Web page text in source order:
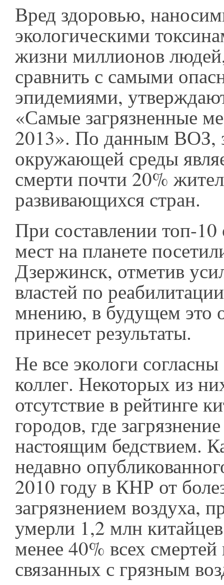
Вред здоровью,
экологическими
жизни миллионов
сравнить с самыми
эпидемиями,
«Самые загрязненные
2013». По данным ВОЗ,
окружающей среды
смерти почти 20%
развивающихся стран.
При составлении топ-
мест на планете
Дзержинск, отметив
властей по
мнению, в будущем это
принесет результаты.
Не все экологи
коллег. Некоторых из
отсутствие в рейтинге
городов, где
настоящим бедствием.
недавно
2010 году в КНР от
загрязнением воздуха,
умерли 1,2 млн
менее 40% всех
связанных с грязным